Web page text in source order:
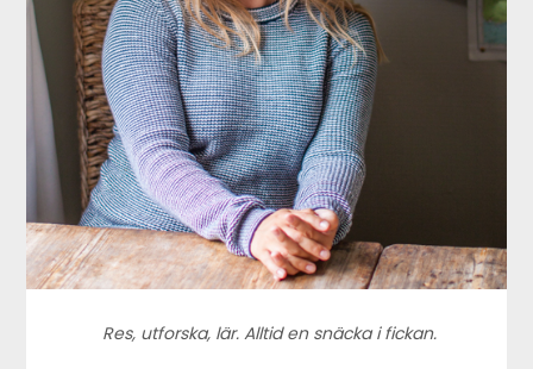
Res, utforska, lär. Alltid en snäcka i fickan.